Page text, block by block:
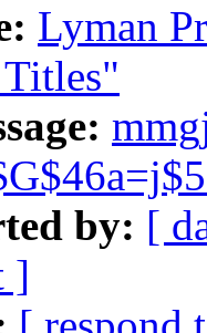
Lyman
by: [
]